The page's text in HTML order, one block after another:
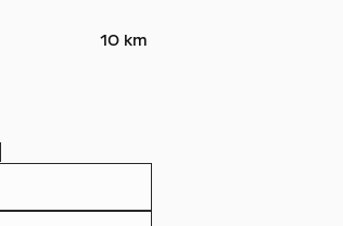
10 km